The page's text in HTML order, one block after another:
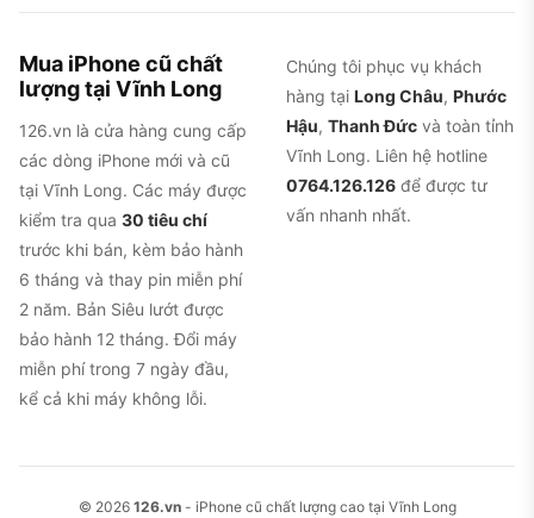
Mua iPhone cũ chất
lượng tại Vĩnh Long
126.vn là cửa hàng cung cấp
các dòng iPhone mới và cũ
tại Vĩnh Long. Các máy được
kiểm tra qua 30 tiêu chí
trước khi bán, kèm bảo hành
6 tháng và thay pin miễn phí
2 năm. Bản Siêu lướt được
bảo hành 12 tháng. Đổi máy
miễn phí trong 7 ngày đầu,
kể cả khi máy không lỗi.
Chúng tôi phục vụ khách
hàng tại Long Châu, Phước
Hậu, Thanh Đức và toàn tỉnh
Vĩnh Long. Liên hệ hotline
0764.126.126 để được tư
vấn nhanh nhất.
© 2026 126.vn- iPhone cũ chất lượng cao tại Vĩnh Long